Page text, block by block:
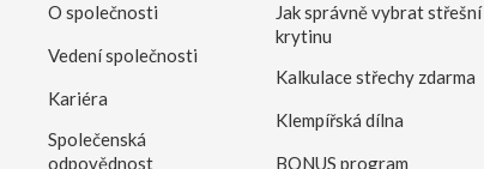
O společnosti
Vedení společnosti
Kariéra
Společenská
odpovědnost
Jak správně vybrat střešní
krytinu
Kalkulace střechy zdarma
Klempířská dílna
BONUS program